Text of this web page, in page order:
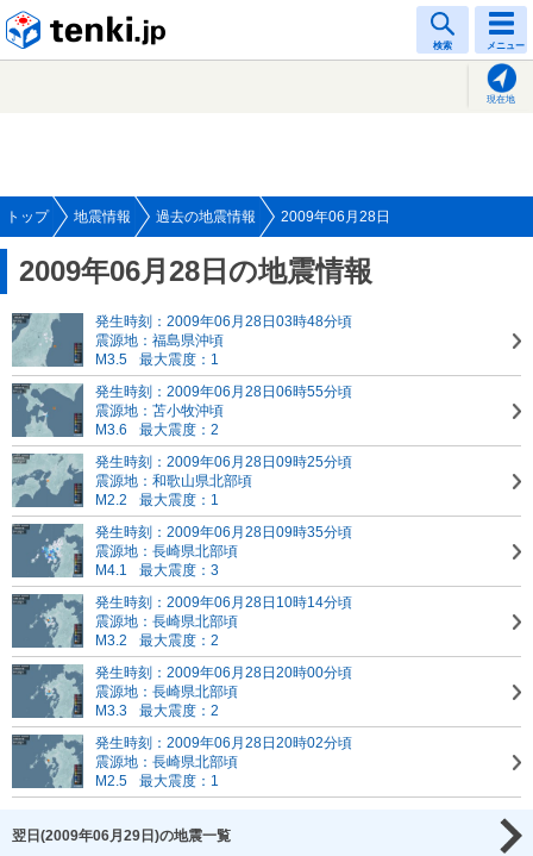
検索 メニュー
現在地
トップ 地震情報 過去の地震情報 2009年06月28日
2009年06月28日の地震情報
発生時刻：2009年06月28日03時48分頃
震源地：福島県沖頃
M3.5
最大震度：1
発生時刻：2009年06月28日06時55分頃
震源地：苫小牧沖頃
M3.6
最大震度：2
発生時刻：2009年06月28日09時25分頃
震源地：和歌山県北部頃
M2.2
最大震度：1
発生時刻：2009年06月28日09時35分頃
震源地：長崎県北部頃
M4.1
最大震度：3
発生時刻：2009年06月28日10時14分頃
震源地：長崎県北部頃
M3.2
最大震度：2
発生時刻：2009年06月28日20時00分頃
震源地：長崎県北部頃
M3.3
最大震度：2
発生時刻：2009年06月28日20時02分頃
震源地：長崎県北部頃
M2.5
最大震度：1
翌日(2009年06月29日)の地震一覧